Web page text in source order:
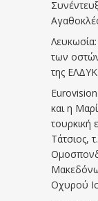
των
της ΕΛΔΥΚ
και η
τουρκική
Τάτσιος,
Οχυρού